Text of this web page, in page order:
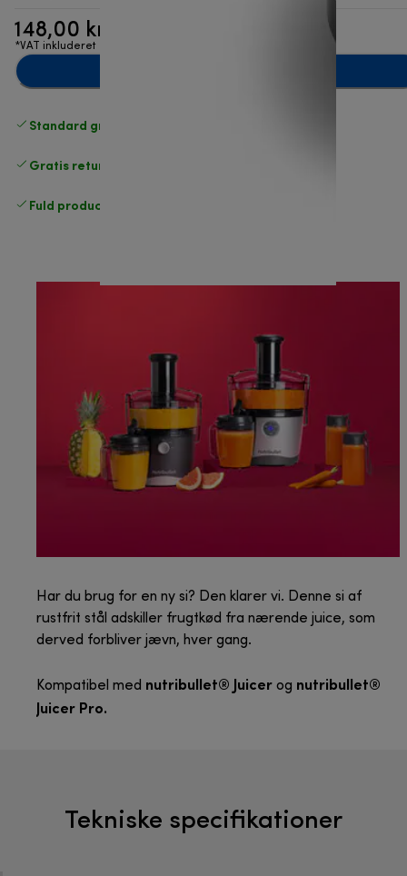
148,00 kr.
*VAT inkluderet
Standard gratis levering
Gratis returneringer
Fuld producentgaranti
Har du brug for en ny si? Den klarer vi. Denne si af
rustfrit stål adskiller frugtkød fra nærende juice, som
derved forbliver jævn, hver gang.
Kompatibel med nutribullet® Juicer og nutribullet®
Juicer Pro.
Tekniske specifikationer